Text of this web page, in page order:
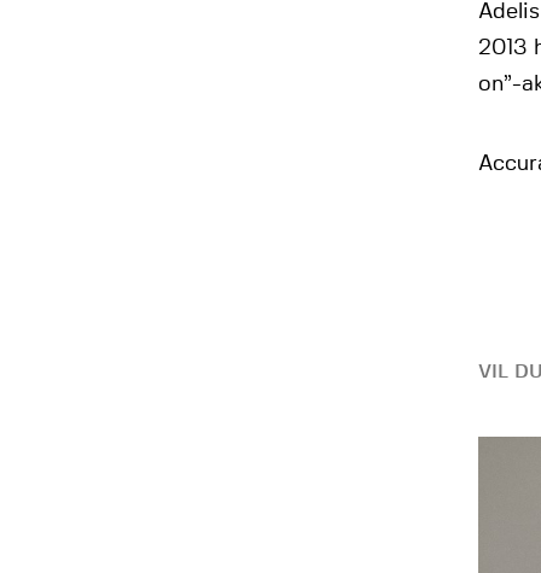
2013
on”-
VIL